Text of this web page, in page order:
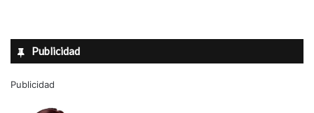
Publicidad
Publicidad